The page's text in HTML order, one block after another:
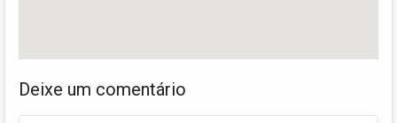
Deixe um comentário